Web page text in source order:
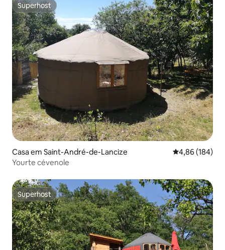
Superhost
Superhost
Casa em Saint-André-de-Lancize Classificação
4,86 (184)
Yourte cévenole
Superhost
Superhost